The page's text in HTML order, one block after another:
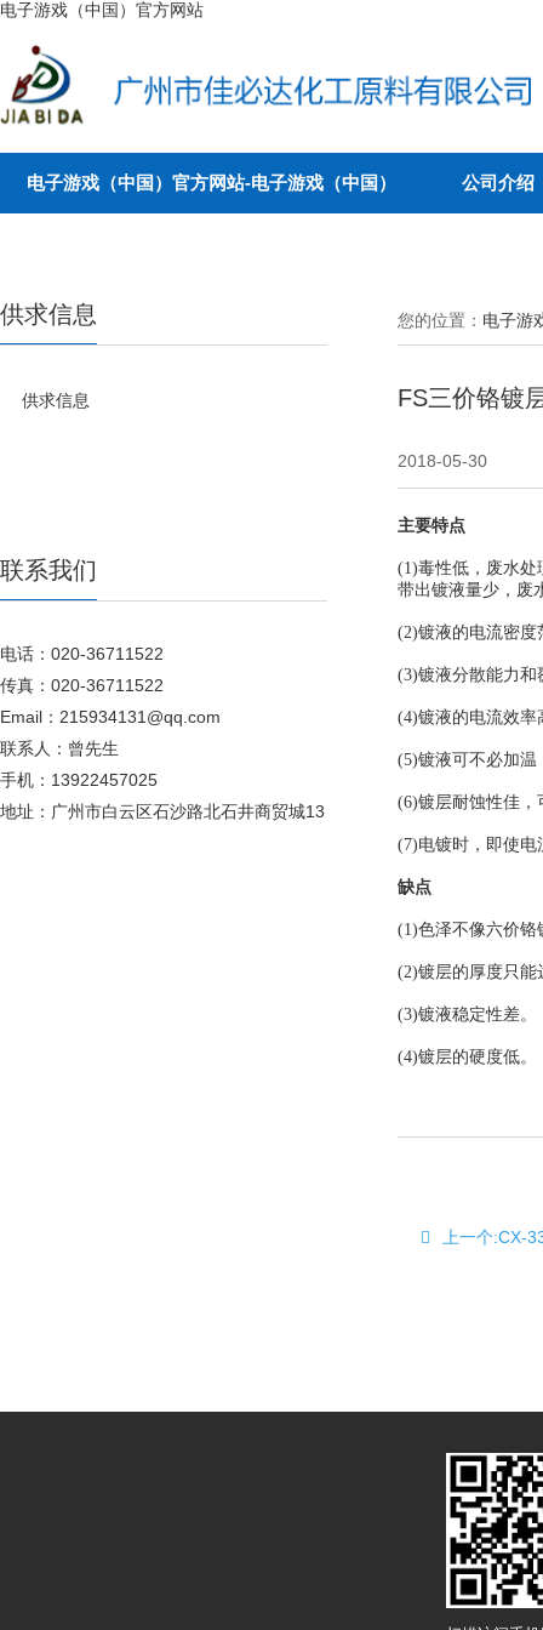
电子游戏（中国）官方网站
电子游戏（中国）官方网站-电子游戏（中国） 公司介绍
供求信息
供求信息
联系我们
电话：020-36711522
传真：020-36711522
Email：215934131@qq.com
联系人：曾先生
手机：13922457025
地址：广州市白云区石沙路北石井商贸城13
您的位置： 电子游
FS三价铬镀
2018-05-30
主要特点
(1)毒性低，废水处
带出镀液量少，废
(2)镀液的电流密度
(3)镀液分散能力和
(4)镀液的电流效
(5)镀液可不必加
(6)镀层耐蚀性佳
(7)电镀时，即使
缺点
(1)色泽不像六价铬
(2)镀层的厚度只
(3)镀液稳定性差。
(4)镀层的硬度低。
上一个:CX-